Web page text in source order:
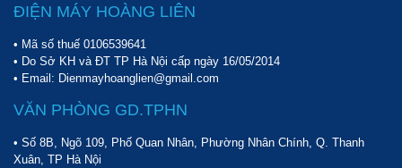
Đạt tiêu chuẩn kháng nước IP54 và tiêu chuẩn về độ bền quân
sự Mỹ 810
Công nghệ kép chuyển đổi analog/radio kỹ thuật số giúp
tín hiệu kết nối liền mạch, không bị gián đoạn
ĐIỆN MÁY HOÀNG LIÊN
• Mã số thuế 0106539641
• Do Sở KH và ĐT TP Hà Nội cấp ngày 16/05/2014
• Email: Dienmayhoanglien@gmail.com
VĂN PHÒNG GD.TPHN
• Số 8B, Ngõ 109, Phố Quan Nhân, Phường Nhân Chính, Q. Thanh
Xuân, TP Hà Nội